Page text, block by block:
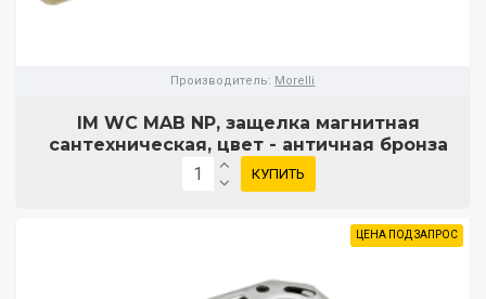
Производитель: Morelli
IM WC MAB NP, защелка магнитная
сантехническая, цвет - античная бронза
КУПИТЬ
ЦЕНА ПОД ЗАПРОС